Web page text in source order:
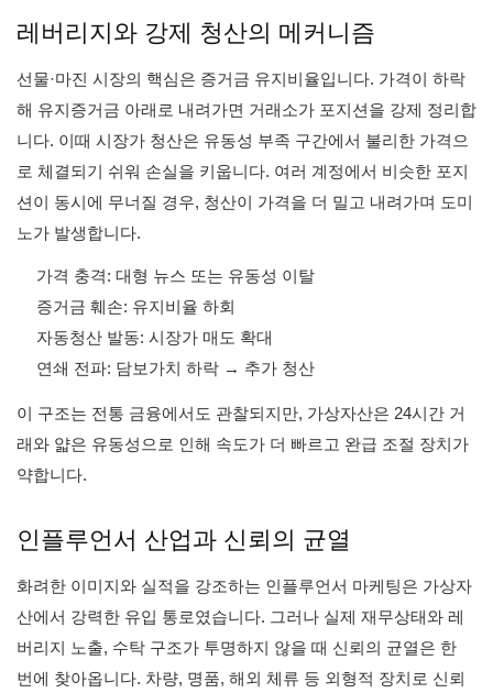
레버리지와 강제 청산의 메커니즘
선물·마진 시장의 핵심은 증거금 유지비율입니다. 가격이 하락
해 유지증거금 아래로 내려가면 거래소가 포지션을 강제 정리합
니다. 이때 시장가 청산은 유동성 부족 구간에서 불리한 가격으
로 체결되기 쉬워 손실을 키웁니다. 여러 계정에서 비슷한 포지
션이 동시에 무너질 경우, 청산이 가격을 더 밀고 내려가며 도미
노가 발생합니다.
가격 충격: 대형 뉴스 또는 유동성 이탈
증거금 훼손: 유지비율 하회
자동청산 발동: 시장가 매도 확대
연쇄 전파: 담보가치 하락 → 추가 청산
이 구조는 전통 금융에서도 관찰되지만, 가상자산은 24시간 거
래와 얇은 유동성으로 인해 속도가 더 빠르고 완급 조절 장치가
약합니다.
인플루언서 산업과 신뢰의 균열
화려한 이미지와 실적을 강조하는 인플루언서 마케팅은 가상자
산에서 강력한 유입 통로였습니다. 그러나 실제 재무상태와 레
버리지 노출, 수탁 구조가 투명하지 않을 때 신뢰의 균열은 한
번에 찾아옵니다. 차량, 명품, 해외 체류 등 외형적 장치로 신뢰